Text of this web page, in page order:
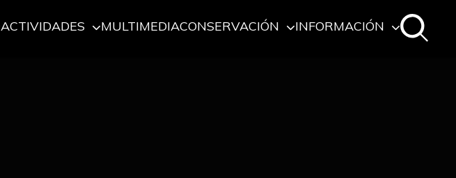
ACTIVIDADES MULTIMEDIACONSERVACIÓN INFORMACIÓN